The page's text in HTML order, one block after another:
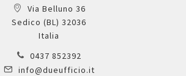
Via Belluno 36
Sedico (BL) 32036
Italia
0437 852392
info@dueufficio.it